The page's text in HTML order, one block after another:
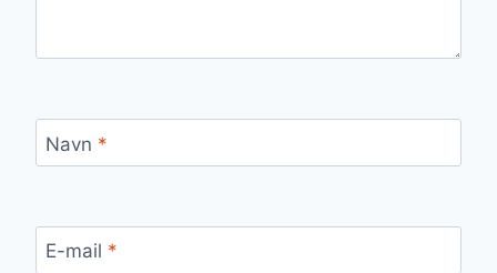
Navn *
E-mail *